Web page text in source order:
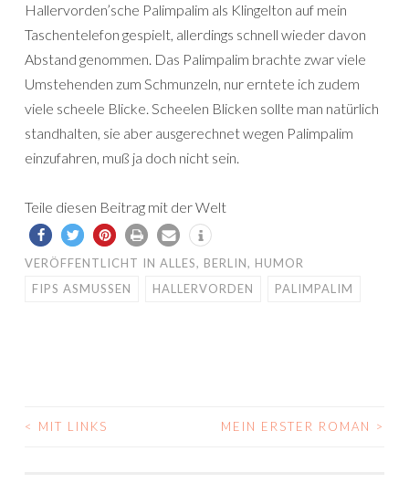
Hallervorden’sche Palimpalim als Klingelton auf mein
Taschentelefon gespielt, allerdings schnell wieder davon
Abstand genommen. Das Palimpalim brachte zwar viele
Umstehenden zum Schmunzeln, nur erntete ich zudem
viele scheele Blicke. Scheelen Blicken sollte man natürlich
standhalten, sie aber ausgerechnet wegen Palimpalim
einzufahren, muß ja doch nicht sein.
Teile diesen Beitrag mit der Welt
VERÖFFENTLICHT IN ALLES, BERLIN, HUMOR
FIPS ASMUSSEN
HALLERVORDEN PALIMPALIM
BEITRAGS-
< MIT LINKS MEIN ERSTER ROMAN >